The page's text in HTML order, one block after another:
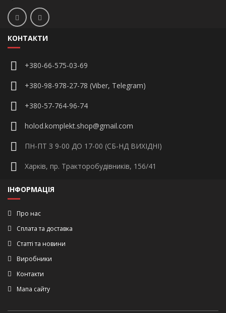
КОНТАКТИ
+380-66-575-03-69
+380-98-978-27-78 (Viber, Telegram)
+380-57-764-96-74
holod.komplekt.shop@gmail.com
ПН-ПТ З 9-00 ДО 17-00 (СБ-НД ВИХІДНІ)
Харків, пр. Тракторобудівників, 156/41
ІНФОРМАЦІЯ
Про нас
Сплата та доставка
Статті та новини
Виробники
Контакти
Мапа сайту